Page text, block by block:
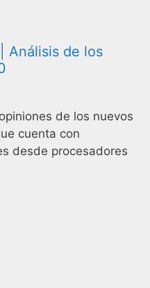
Análisis de los
de los nuevos
cuenta con
desde procesadores